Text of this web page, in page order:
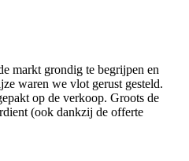
markt grondig te begrijpen en
waren we vlot gerust gesteld.
op de verkoop. Groots de
(ook dankzij de offerte